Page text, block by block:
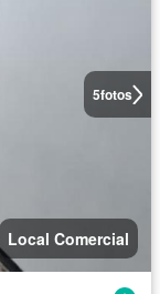
5fotos
Local Comercial